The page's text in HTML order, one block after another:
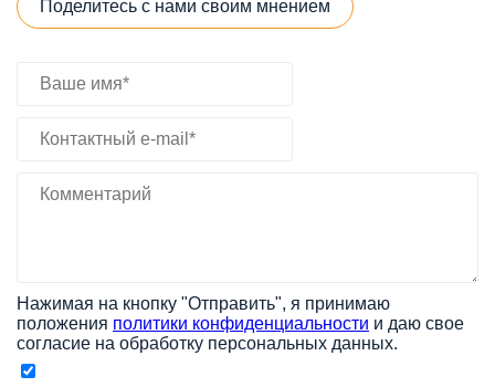
Поделитесь с нами своим мнением
Нажимая на кнопку "Отправить", я принимаю
положения политики конфиденциальности и даю свое
согласие на обработку персональных данных.